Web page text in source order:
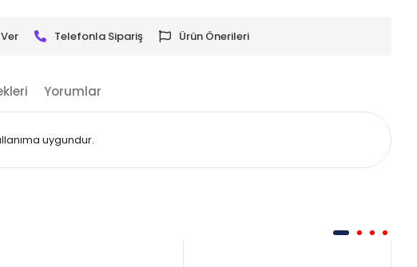
Telefonla Sipariş Ürün Önerileri
Yorumlar
uygundur.